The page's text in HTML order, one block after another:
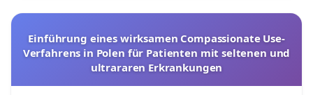
Einführung eines wirksamen Compassionate Use-
Verfahrens in Polen für Patienten mit seltenen und
ultrararen Erkrankungen